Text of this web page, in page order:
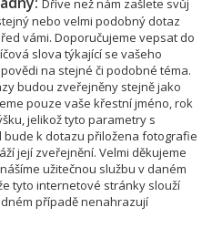
Dříve než nám zašlete svůj
nebo velmi podobný dotaz
vámi. Doporučujeme vepsat do
slova týkající se vašeho
na stejné či podobné téma.
budou zveřejněny stejně jako
pouze vaše křestní jméno, rok
jelikož tyto parametry s
bude k dotazu přiložena fotografie
její zveřejnění. Velmi děkujeme
užitečnou službu v daném
tyto internetové stránky slouží
případě nenahrazují